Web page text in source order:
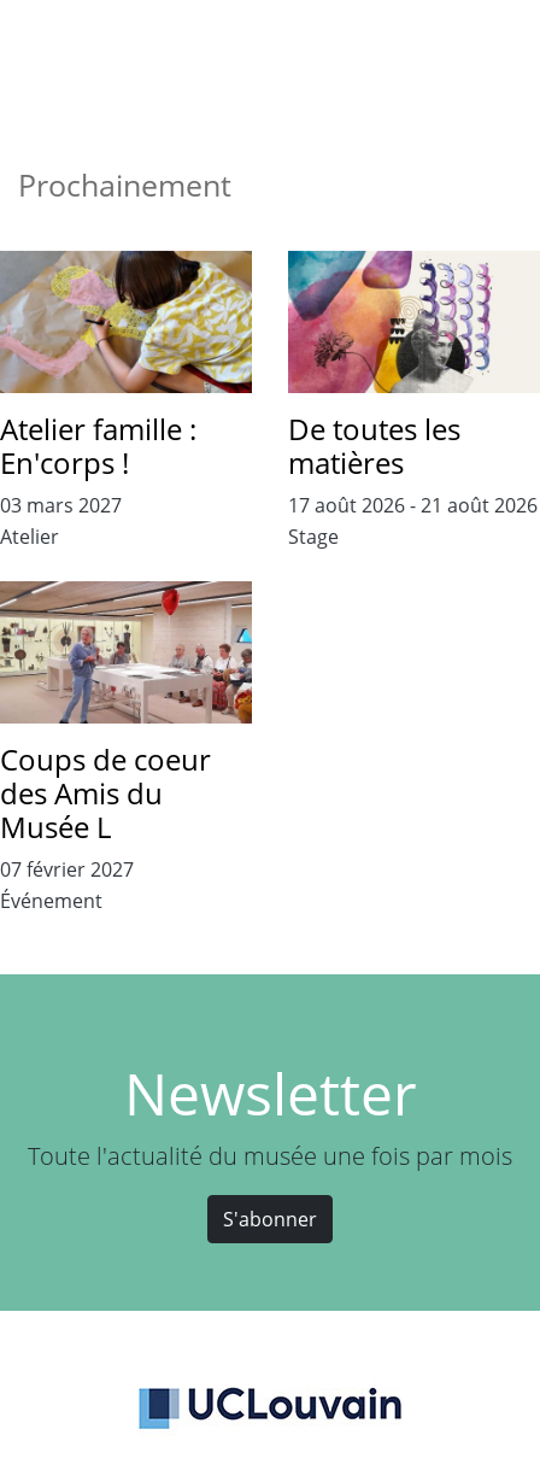
Prochainement
Atelier famille :
En'corps !
03 mars 2027
Atelier
De toutes les
matières
17 août 2026-21 août 2026
Stage
Coups de coeur
des Amis du
Musée L
07 février 2027
Événement
Newsletter
Toute l'actualité du musée une fois par mois
S'abonner